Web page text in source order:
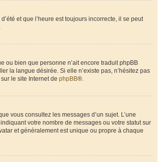
et que l’heure est toujours incorrecte, il se peut
ou bien que personne n’ait encore traduit phpBB
la langue désirée. Si elle n’existe pas, n’hésitez pas
le site Internet de phpBB®.
vous consultez les messages d’un sujet. L’une
votre nombre de messages ou votre statut sur
et généralement est unique ou propre à chaque